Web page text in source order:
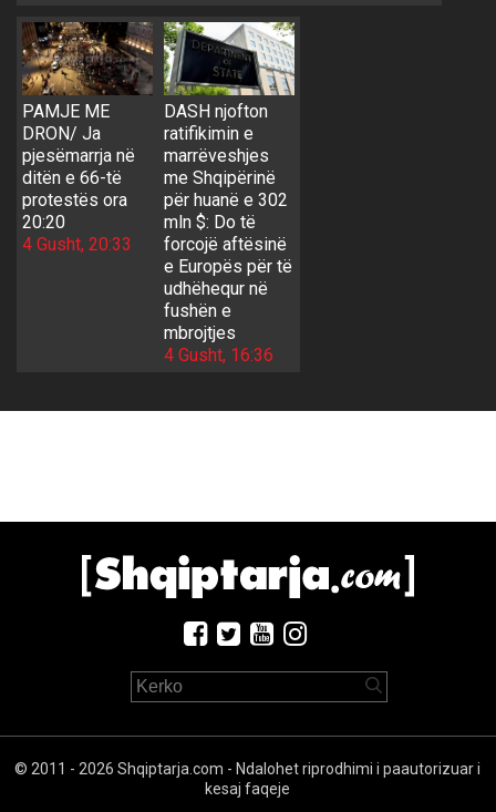
PAMJE ME
DRON/ Ja
pjesëmarrja në
ditën e 66-të
protestës ora
20:20
4 Gusht, 20:33
DASH njofton
ratifikimin e
marrëveshjes
me Shqipërinë
për huanë e 302
mln $: Do të
forcojë aftësinë
e Europës për të
udhëhequr në
fushën e
mbrojtjes
4 Gusht, 16:36
© 2011 - 2026 Shqiptarja.com - Ndalohet riprodhimi i paautorizuar i
kesaj faqeje